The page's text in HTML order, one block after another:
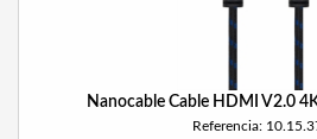
Nanocable Cable HDMI V2.0
Referencia: